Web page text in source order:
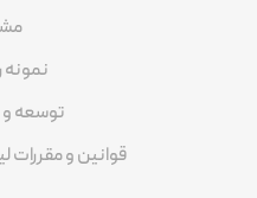
نمونه
توسعه
قوانین و مقررات